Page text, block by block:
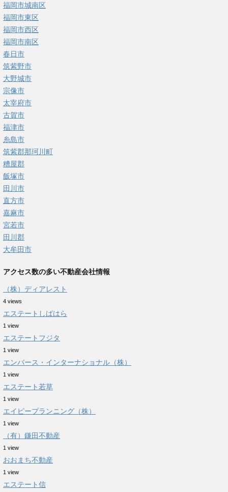
福岡市城南区
福岡市東区
福岡市西区
福岡市南区
春日市
筑紫野市
大野城市
宗像市
太宰府市
古賀市
福津市
糸島市
筑紫郡那珂川町
糟屋郡
飯塚市
田川市
直方市
嘉麻市
宮若市
田川郡
大牟田市
アクセス数の多い不動産会社情報
（株）ディアレスト
4 views
エステートしばはら
1 view
エステートフジタ
1 view
エンバース・インターナショナル（株）
1 view
エステート若草
1 view
エイピープランニング（株）
1 view
（有）鎌田不動産
1 view
おおまち不動産
1 view
エステート信